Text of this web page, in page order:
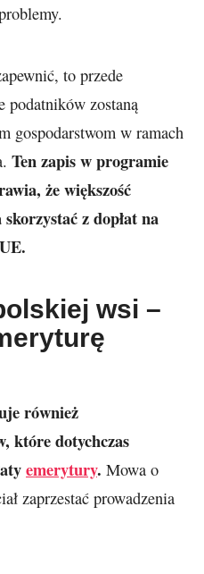
to przede
podatników zostaną
gospodarstwom w ramach
Ten zapis w programie
że większość
z dopłat na
wsi –
również
które dotychczas
emerytury. Mowa o
zaprzestać prowadzenia